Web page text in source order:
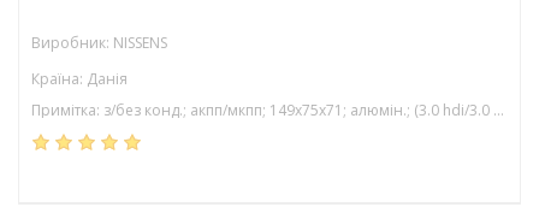
Виробник: NISSENS
Країна: Данія
Примітка: з/без конд.; акпп/мкпп; 149x75x71; алюмін.; (3.0 hdi/3.0 d/3.0 td/3.0 hybrid)